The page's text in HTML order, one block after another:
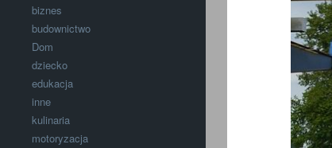
biznes
budownictwo
Dom
dziecko
edukacja
inne
kulinaria
motoryzacja